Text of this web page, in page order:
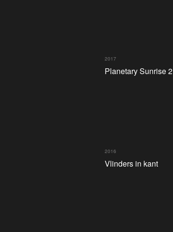
Planetary Sunrise 2
2017
Vlinders in kant
2016